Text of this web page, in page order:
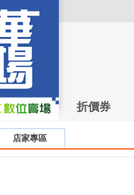
折價券
店家專區